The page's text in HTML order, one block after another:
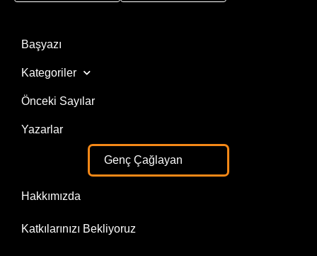
Başyazı
Kategoriler
Önceki Sayılar
Yazarlar
Genç Çağlayan
Hakkımızda
Katkılarınızı Bekliyoruz